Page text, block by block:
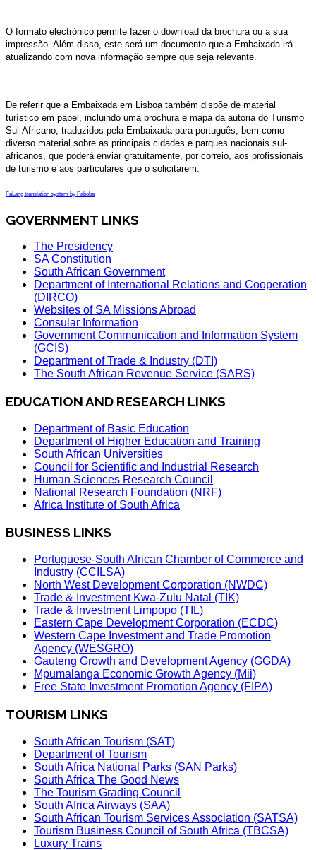
O formato electrónico permite fazer o download da brochura ou a sua
impressão. Além disso, este será um documento que a Embaixada irá
atualizando com nova informação sempre que seja relevante.
De referir que a Embaixada em Lisboa também dispõe de material
turístico em papel, incluindo uma brochura e mapa da autoria do Turismo
Sul-Africano, traduzidos pela Embaixada para português, bem como
diverso material sobre as principais cidades e parques nacionais sul-
africanos, que poderá enviar gratuitamente, por correio, aos profissionais
de turismo e aos particulares que o solicitarem.
FaLang translation system by Faboba
GOVERNMENT LINKS
The Presidency
SA Constitution
South African Government
Department of International Relations and Cooperation
(DIRCO)
Websites of SA Missions Abroad
Consular Information
Government Communication and Information System
(GCIS)
Department of Trade & Industry (DTI)
The South African Revenue Service (SARS)
EDUCATION AND RESEARCH LINKS
Department of Basic Education
Department of Higher Education and Training
South African Universities
Council for Scientific and Industrial Research
Human Sciences Research Council
National Research Foundation (NRF)
Africa Institute of South Africa
BUSINESS LINKS
Portuguese-South African Chamber of Commerce and
Industry (CCILSA)
North West Development Corporation (NWDC)
Trade & Investment Kwa-Zulu Natal (TIK)
Trade & Investment Limpopo (TIL)
Eastern Cape Development Corporation (ECDC)
Western Cape Investment and Trade Promotion
Agency (WESGRO)
Gauteng Growth and Development Agency (GGDA)
Mpumalanga Economic Growth Agency (Mii)
Free State Investment Promotion Agency (FIPA)
TOURISM LINKS
South African Tourism (SAT)
Department of Tourism
South Africa National Parks (SAN Parks)
South Africa The Good News
The Tourism Grading Council
South Africa Airways (SAA)
South African Tourism Services Association (SATSA)
Tourism Business Council of South Africa (TBCSA)
Luxury Trains